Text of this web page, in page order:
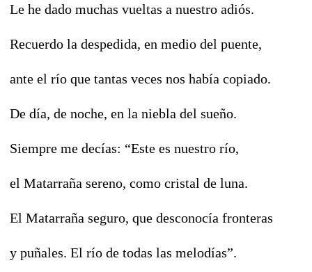
Le he dado muchas vueltas a nuestro adiós.
Recuerdo la despedida, en medio del puente,
ante el río que tantas veces nos había copiado.
De día, de noche, en la niebla del sueño.
Siempre me decías: “Este es nuestro río,
el Matarraña sereno, como cristal de luna.
El Matarraña seguro, que desconocía fronteras
y puñales. El río de todas las melodías”.